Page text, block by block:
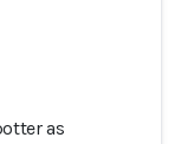
as